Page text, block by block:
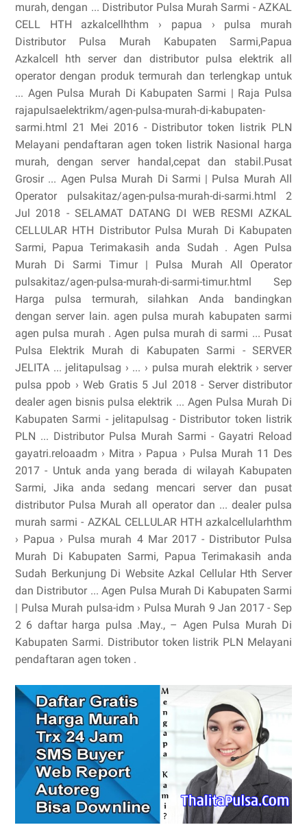
murah, dengan ... Distributor Pulsa Murah Sarmi - AZKAL
CELL HTH azkalcellhthm › papua › pulsa murah
Distributor Pulsa Murah Kabupaten Sarmi,Papua
Azkalcell hth server dan distributor pulsa elektrik all
operator dengan produk termurah dan terlengkap untuk
... Agen Pulsa Murah Di Kabupaten Sarmi | Raja Pulsa
rajapulsaelektrikm/agen-pulsa-murah-di-kabupaten-
sarmi.html 21 Mei 2016 - Distributor token listrik PLN
Melayani pendaftaran agen token listrik Nasional harga
murah, dengan server handal,cepat dan stabil.Pusat
Grosir ... Agen Pulsa Murah Di Sarmi | Pulsa Murah All
Operator pulsakitaz/agen-pulsa-murah-di-sarmi.html 2
Jul 2018 - SELAMAT DATANG DI WEB RESMI AZKAL
CELLULAR HTH Distributor Pulsa Murah Di Kabupaten
Sarmi, Papua Terimakasih anda Sudah . Agen Pulsa
Murah Di Sarmi Timur | Pulsa Murah All Operator
pulsakitaz/agen-pulsa-murah-di-sarmi-timur.html Sep
Harga pulsa termurah, silahkan Anda bandingkan
dengan server lain. agen pulsa murah kabupaten sarmi
agen pulsa murah . Agen pulsa murah di sarmi ... Pusat
Pulsa Elektrik Murah di Kabupaten Sarmi - SERVER
JELITA ... jelitapulsag › ... › pulsa murah elektrik › server
pulsa ppob › Web Gratis 5 Jul 2018 - Server distributor
dealer agen bisnis pulsa elektrik ... Agen Pulsa Murah Di
Kabupaten Sarmi - jelitapulsag - Distributor token listrik
PLN ... Distributor Pulsa Murah Sarmi - Gayatri Reload
gayatri.reloaadm › Mitra › Papua › Pulsa Murah 11 Des
2017 - Untuk anda yang berada di wilayah Kabupaten
Sarmi, Jika anda sedang mencari server dan pusat
distributor Pulsa Murah all operator dan ... dealer pulsa
murah sarmi - AZKAL CELLULAR HTH azkalcellularhthm
› Papua › Pulsa murah 4 Mar 2017 - Distributor Pulsa
Murah Di Kabupaten Sarmi, Papua Terimakasih anda
Sudah Berkunjung Di Website Azkal Cellular Hth Server
dan Distributor ... Agen Pulsa Murah Di Kabupaten Sarmi
| Pulsa Murah pulsa-idm › Pulsa Murah 9 Jan 2017 - Sep
2 6 daftar harga pulsa .May., – Agen Pulsa Murah Di
Kabupaten Sarmi. Distributor token listrik PLN Melayani
pendaftaran agen token .